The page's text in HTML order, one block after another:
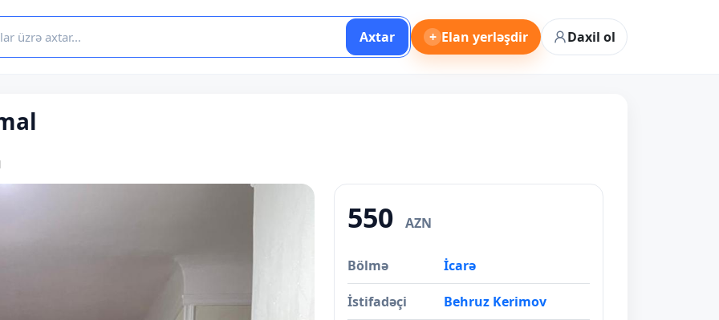
Axtar + Elan yerləşdir Daxil ol
550 AZN
Bölmə İcarə
İstifadəçi Behruz Kerimov